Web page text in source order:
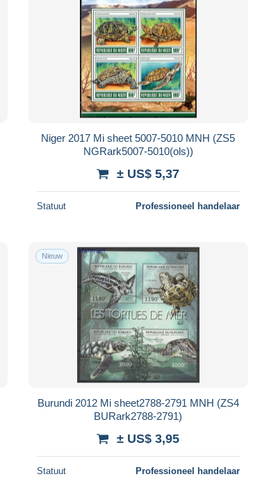
Niger 2017 Mi sheet 5007-5010 MNH (ZS5
NGRark5007-5010(ols))
± US$ 5,37
Statuut Professioneel handelaar
Nieuw
Burundi 2012 Mi sheet2788-2791 MNH (ZS4
BURark2788-2791)
± US$ 3,95
Statuut Professioneel handelaar